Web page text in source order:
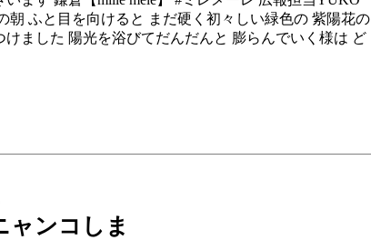
朝 ふと目を向けると まだ硬く初々しい緑色の 紫陽花の
けました 陽光を浴びてだんだんと 膨らんでいく様は ど
ンコしま